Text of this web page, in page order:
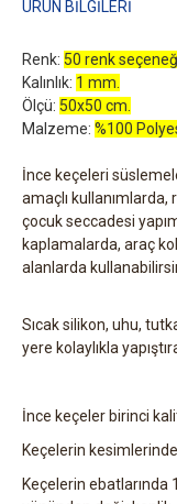
ÜRÜN BILGILERI
Renk: 50 renk
Kalınlık: 1 mm.
Ölçü: 50x50 cm.
Malzeme: %100
İnce keçeleri
amaçlı kullanımlarda,
çocuk seccadesi
kaplamalarda, araç
alanlarda
Sıcak silikon, uhu,
yere kolaylıkla
İnce keçeler birinci
Keçelerin
Keçelerin